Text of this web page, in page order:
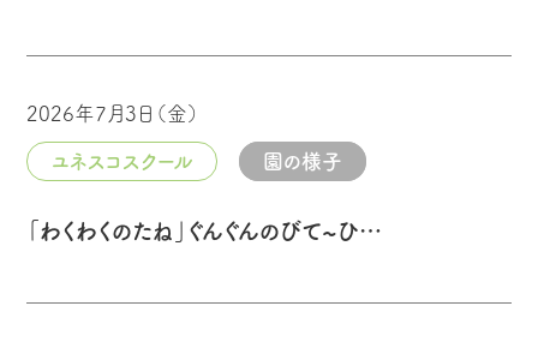
2026年7月3日（金）
ユネスコスクール 園の様子
「わくわくのたね」ぐんぐんのびて∼ひ…